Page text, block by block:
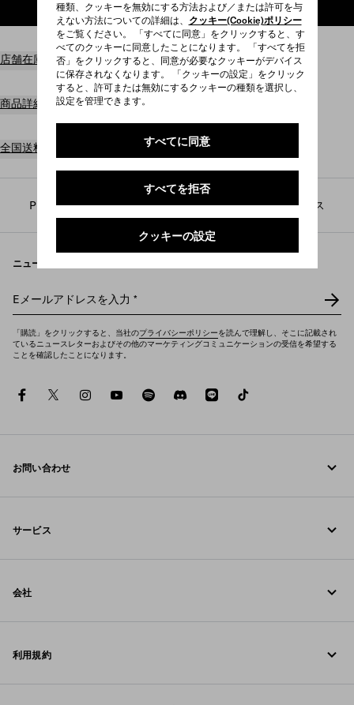
種類、クッキーを無効にする方法および／または許可を与
えない方法についての詳細は、 クッキー(Cookie)ポリシー
をご覧ください。 「すべてに同意」をクリックすると、す
べてのクッキーに同意したことになります。 「すべてを拒
否」をクリックすると、同意が必要なクッキーがデバイス
に保存されなくなります。 「クッキーの設定」をクリック
すると、許可または無効にするクッキーの種類を選択し、
設定を管理できます。
すべてに同意
すべてを拒否
クッキーの設定
ショッピングバッグに追加
店舗在庫を見る
商品詳細
全国送料無料
Prada / メンズ / プラダ リネア・ロッサ / フレグランス
ニュースレターを購読
Eメールアドレスを入力 *
「購読」をクリックすると、当社のプライバシーポリシーを読んで理解し、そこに記載され
ているニュースレターおよびその他のマーケティングコミュニケーションの受信を希望する
ことを確認したことになります。
facebooktwitterinstagramyoutubespotifydiscord
line
お問い合わせ
お問い合わせ
サービス
ご注文の追跡
会社
Prada Group
利用規約